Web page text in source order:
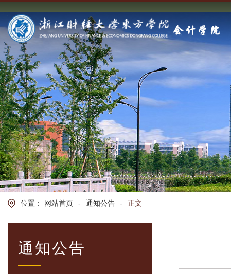
位置： 网站首页 - 通知公告 - 正文
通知公告